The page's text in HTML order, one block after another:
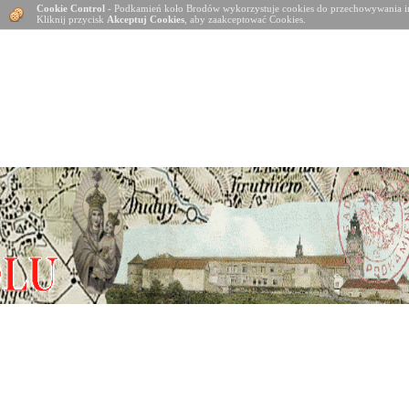
Cookie Control - Podkamień koło Brodów wykorzystuje cookies do
Kliknij przycisk Akceptuj Cookies , aby zaakceptować Cookies.